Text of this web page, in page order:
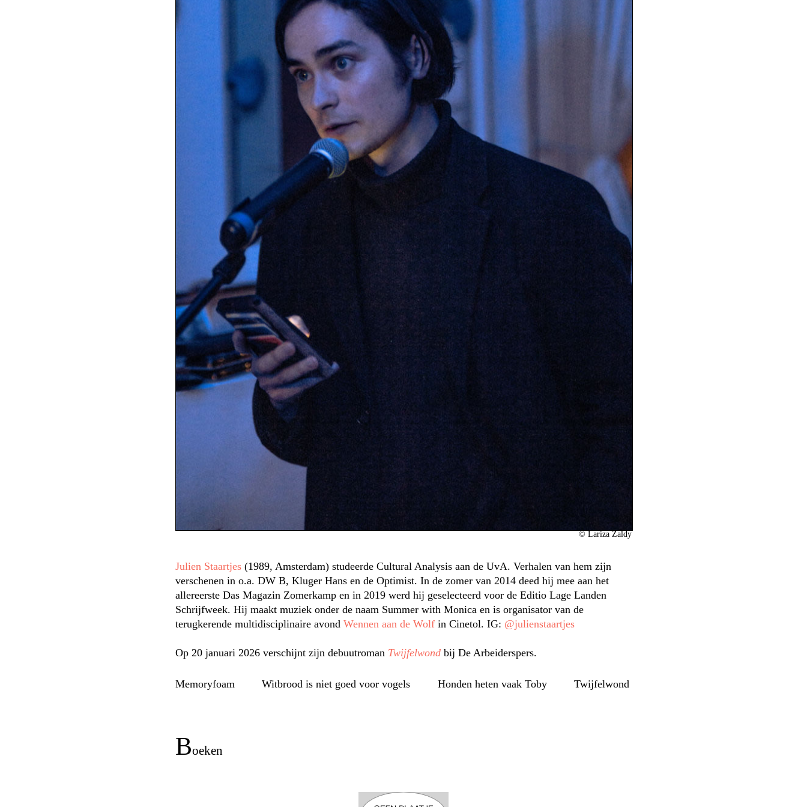
© Lariza Zaldy
Julien Staartjes (1989, Amsterdam) studeerde Cultural Analysis aan de UvA. Verhalen van hem zijn
verschenen in o.a. DW B, Kluger Hans en de Optimist. In de zomer van 2014 deed hij mee aan het
allereerste Das Magazin Zomerkamp en in 2019 werd hij geselecteerd voor de Editio Lage Landen
Schrijfweek. Hij maakt muziek onder de naam Summer with Monica en is organisator van de
terugkerende multidisciplinaire avond Wennen aan de Wolf in Cinetol. IG: @julienstaartjes
Op 20 januari 2026 verschijnt zijn debuutroman Twijfelwond bij De Arbeiderspers.
Memoryfoam Witbrood is niet goed voor vogels Honden heten vaak Toby Twijfelwond
boeken